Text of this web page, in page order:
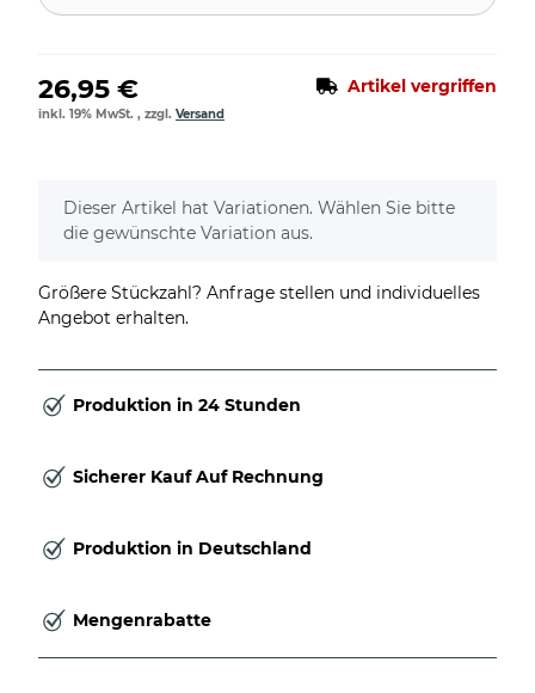
26,95 € Artikel vergriffen
inkl. 19% MwSt. , zzgl. Versand
x
Dieser Artikel hat Variationen. Wählen Sie bitte
die gewünschte Variation aus.
Größere Stückzahl? Anfrage stellen und individuelles
Angebot erhalten.
Produktion in 24 Stunden
Sicherer Kauf Auf Rechnung
Produktion in Deutschland
Mengenrabatte